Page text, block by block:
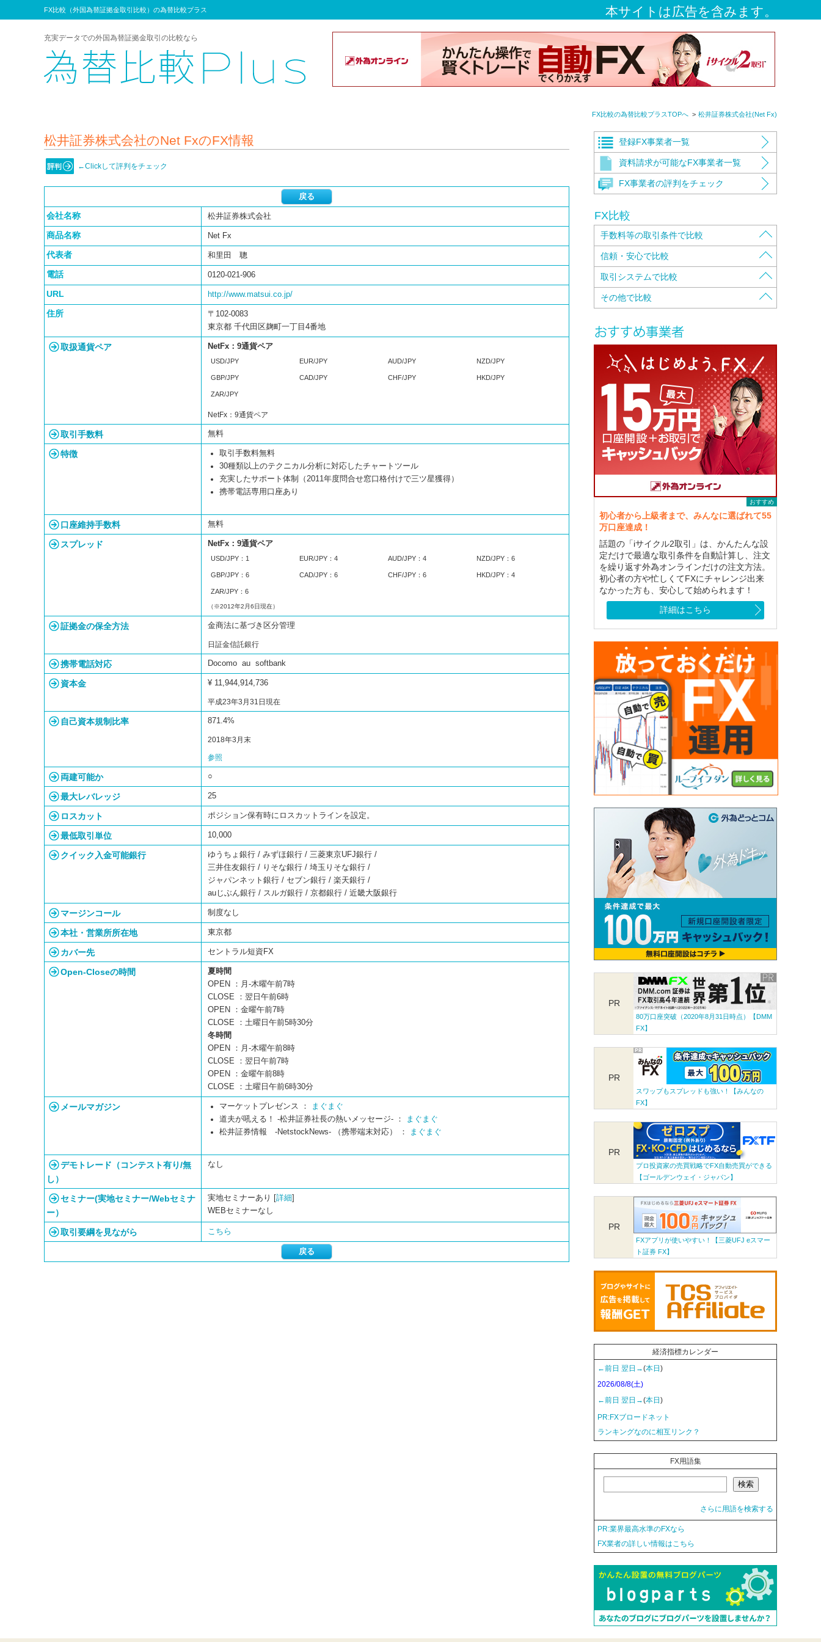
FX比較（外国為替証拠金取引比較）の為替比較プラス 本サイトは広告を含みます。
充実データでの外国為替証拠金取引の比較なら
FX比較の為替比較プラスTOPへ 松井証券株式会社(Net Fx)
登録FX事業者一覧
資料請求が可能なFX事業者一覧
FX事業者の評判をチェック
FX比較
手数料等の取引条件で比較
取扱通貨ペアで比較
取引手数料で比較
入金・出金手数料で比較
口座維持手数料で比較
スプレッドで比較
スワップポイントで比較
最大レバレッジで比較
ロスカットで比較
最低取引単位で比較
最高取引単位で比較
マージンコールで比較
信頼・安心で比較
証拠金の保全方法で比較
資本金で比較
自己資本規制比率で比較
本社・営業所所在地で比較
各種認証・認定で比較
カバー先で比較
取引システムで比較
注文方法で比較
両建可能かで比較
Open-Closeの時間で比較
その他で比較
キャッシュバックで比較
株主構成で比較
メールマガジンで比較
デモトレード（コンテスト有り/無し）で比
較
独自サービスで比較
セミナー(実地セミナー/Webセミナー）で比
較
取引要綱を見ながらで比較
松井証券株式会社のNet FxのFX情報
←Clickして評判をチェック
会社名称 松井証券株式会社
商品名称 Net Fx
代表者 和里田 聰
電話 0120-021-906
URL http://www.matsui.co.jp/
住所
〒102-0083
東京都 千代田区麹町一丁目4番地
取扱通貨ペア NetFx：9通貨ペア
USD/JPY EUR/JPY AUD/JPY NZD/JPY
GBP/JPY CAD/JPY CHF/JPY HKD/JPY
ZAR/JPY
NetFx：9通貨ペア
取引手数料 無料
特徴
取引手数料無料
30種類以上のテクニカル分析に対応したチャートツール
充実したサポート体制（2011年度問合せ窓口格付けで三ツ星獲得）
携帯電話専用口座あり
口座維持手数料 無料
スプレッド NetFx：9通貨ペア
USD/JPY：1 EUR/JPY：4 AUD/JPY：4 NZD/JPY：6
GBP/JPY：6 CAD/JPY：6 CHF/JPY：6 HKD/JPY：4
ZAR/JPY：6
（※2012年2月6日現在）
証拠金の保全方法 金商法に基づき区分管理
日証金信託銀行
携帯電話対応 Docomo au softbank
資本金 ¥ 11,944,914,736
平成23年3月31日現在
自己資本規制比率 871.4%
2018年3月末
参照
両建可能か ○
最大レバレッジ 25
ロスカット ポジション保有時にロスカットラインを設定。
最低取引単位 10,000
クイック入金可能銀行
ゆうちょ銀行 / みずほ銀行 / 三菱東京UFJ銀行 /
三井住友銀行 / りそな銀行 / 埼玉りそな銀行 /
ジャパンネット銀行 / セブン銀行 / 楽天銀行 /
auじぶん銀行 / スルガ銀行 / 京都銀行 / 近畿大阪銀行
マージンコール 制度なし
本社・営業所所在地 東京都
カバー先 セントラル短資FX
Open-Closeの時間
夏時間
OPEN ：月-木曜午前7時
CLOSE ：翌日午前6時
OPEN ：金曜午前7時
CLOSE ：土曜日午前5時30分
冬時間
OPEN ：月-木曜午前8時
CLOSE ：翌日午前7時
OPEN ：金曜午前8時
CLOSE ：土曜日午前6時30分
メールマガジン マーケットプレゼンス ：
まぐまぐ
道夫が吼える！ -松井証券社長の熱いメッセージ- ：
まぐまぐ
松井証券情報 -NetstockNews- （携帯端末対応） ：
まぐまぐ
デモトレード（コンテスト有り/無
し）
なし
セミナー(実地セミナー/Webセミナ
ー）
実地セミナーあり [詳細
WEBセミナーなし
取引要綱を見ながら こちら
おすすめ
初心者から上級者まで、みんなに選ばれて55
万口座達成！
話題の「iサイクル2取引」は、かんたんな設
定だけで最適な取引条件を自動計算し、注文
を繰り返す外為オンラインだけの注文方法。
初心者の方や忙しくてFXにチャレンジ出来
なかった方も、安心して始められます！
詳細はこちら
PR
80万口座突破（2020年8月31日時点）【DMM
FX】
PR
スワップもスプレッドも強い！【みんなの
FX】
PR
プロ投資家の売買戦略でFX自動売買ができる
【ゴールデンウェイ・ジャパン】
PR
FXアプリが使いやすい！【三菱UFJ eスマー
ト証券 FX】
経済指標カレンダー
←前日 翌日→(本日)
2026/08/8(土)
←前日 翌日→(本日)
PR:FXブロードネット
ランキングなのに相互リンク？
FX用語集
さらに用語を検索する
PR:業界最高水準のFXなら
FX業者の詳しい情報はこちら